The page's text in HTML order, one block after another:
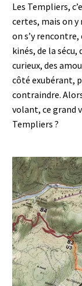
Les Templiers,
certes, mais on y
on s’y rencontre,
kinés, de la sécu,
curieux, des
côté exubérant,
contraindre.
volant, ce grand
Templiers ?